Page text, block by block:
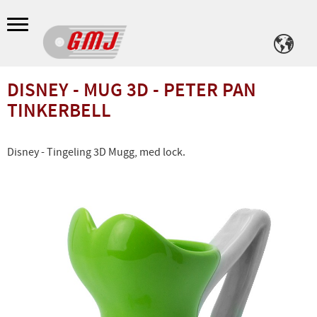
Meny
DISNEY - MUG 3D - PETER PAN
TINKERBELL
Disney - Tingeling 3D Mugg, med lock.